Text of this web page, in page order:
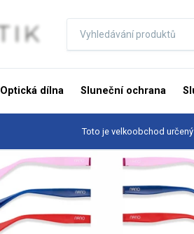
Optická dílna Sluneční ochrana
Toto je velkoobchod